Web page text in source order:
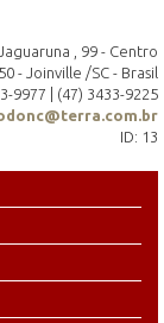
, 99 - Centro
- Joinville /SC - Brasil
9977 | (47) 3433-9225
ID: 13